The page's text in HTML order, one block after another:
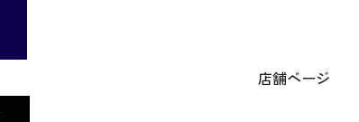
店舗ページ